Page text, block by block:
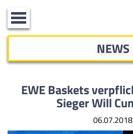
Toggle
navigation
NEWS
EWE Baskets
Sieger Will
06.07.2018